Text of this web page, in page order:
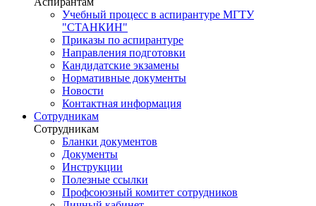
Учебный процесс в аспирантуре МГТУ
"СТАНКИН"
Приказы по аспирантуре
Направления подготовки
Кандидатские экзамены
Нормативные документы
Новости
Контактная информация
Сотрудникам
Сотрудникам
Бланки документов
Документы
Инструкции
Полезные ссылки
Профсоюзный комитет сотрудников